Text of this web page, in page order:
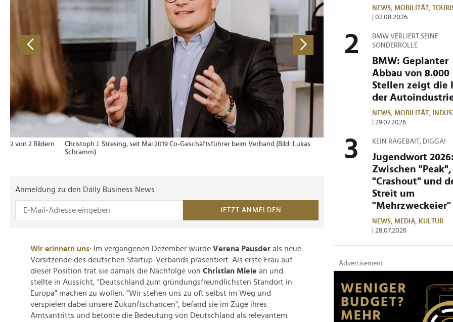
2 von 2 Bildern
Christoph J. Stresing, seit Mai 2019 Co-Geschäftsführer beim Verband (Bild: Lukas
Schramm)
1 von 2 Bildern
Verena Pausder,
(Bild: Patrycia Lukas)
Anmeldung zu den Daily Business News
JETZT ANMELDEN
Wir erinnern uns: Im vergangenen Dezember wurde Verena Pausder als neue
Vorsitzende des deutschen Startup-Verbands präsentiert. Als erste Frau auf
dieser Position trat sie damals die Nachfolge von Christian Miele an und
stellte in Aussicht, "Deutschland zum gründungsfreundlichsten Standort in
Europa" machen zu wollen. "Wir stehen uns zu oft selbst im Weg und
verspielen dabei unsere Zukunftschancen", befand sie im Zuge ihres
Amtsantritts und betonte die Bedeutung von Deutschland als relevantem
NEWS, MOBILITÄT,
| 02.08.2026
BMW VERLIERT SEINE
SONDERROLLE
BMW: Geplanter
Abbau von 8.000
Stellen zeigt die
der
NEWS, MOBILITÄT,
| 29.07.2026
KEIN RAGEBAIT, DIGGA!
Jugendwort 2026:
Zwischen "Peak",
"Crashout" und
Streit um
"Mehrzweckeier"
NEWS, MEDIA,
KULTUR
| 28.07.2026
Advertisement